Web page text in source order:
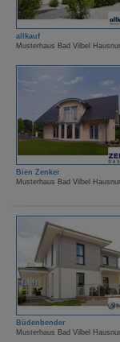
allkauf
Musterhaus Bad Vilbel
Bien Zenker
Musterhaus Bad Vilbel
Büdenbender
Musterhaus Bad Vilbel